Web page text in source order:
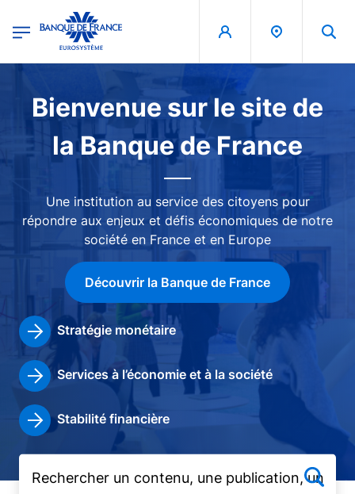
Banque de France - Menu Principal
Bienvenue sur le site de
la Banque de France
Une institution au service des citoyens pour
répondre aux enjeux et défis économiques de notre
société en France et en Europe
Découvrir la Banque de France
Stratégie monétaire
Services à l’économie et à la société
Stabilité financière